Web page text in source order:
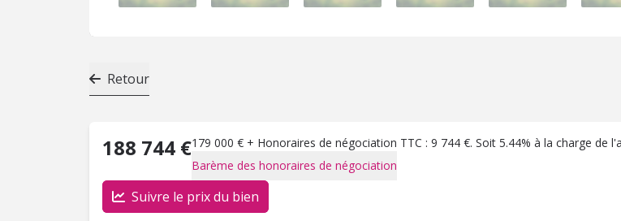
Retour
188 744 €179 000 € + Honoraires de négociation TTC : 9 744 €. Soit 5.44% à la charge de
Barème des honoraires de négociation
Suivre le prix du bien